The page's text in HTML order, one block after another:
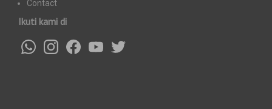
Contact
Ikuti kami di